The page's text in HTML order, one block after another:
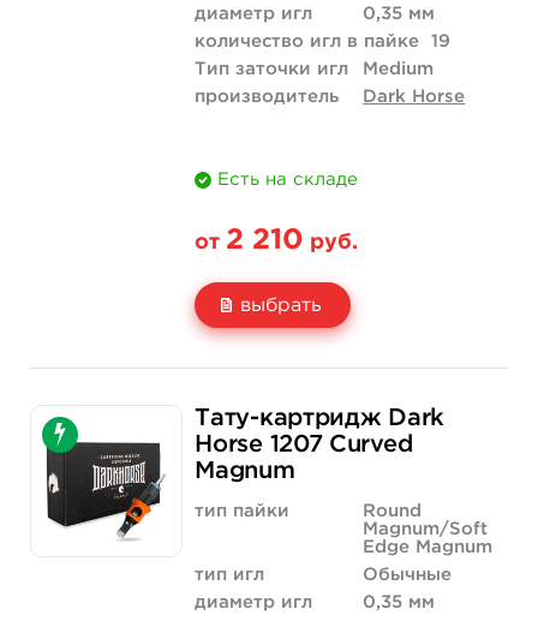
диаметр игл
0,35 мм
количество игл в пайке
19
Тип заточки игл
Medium
производитель
Dark Horse
Есть на складе
от 2 210 руб.
выбрать
Цена
Количество
2 210 руб.
купить
Тату-картридж Dark
Horse 1207 Curved
Magnum
тип пайки
Round
Magnum/Soft
Edge Magnum
тип игл
Обычные
диаметр игл
0,35 мм